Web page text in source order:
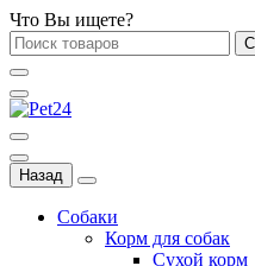
Что Вы ищете?
Назад
Собаки
Корм для собак
Сухой корм